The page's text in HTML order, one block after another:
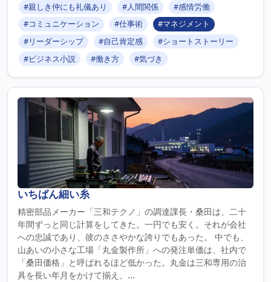
#親しき仲にも礼儀あり
#人間関係
#感情労働
#コミュニケーション
#仕事術
#マネジメント
#リーダーシップ
#自己肯定感
#ショートストーリー
#ビジネス小説
#働き方 #気づき
いちばん細い糸
精密部品メーカー「三和テクノ」の調達課長・桑田は、二十
年間ずっと同じ計算をしてきた。一円でも安く。それが会社
への忠誠であり、彼のささやかな誇りでもあった。 中でも、
山あいの小さな工場「丸金製作所」への発注単価は、社内で
「桑田価格」と呼ばれるほど低かった。丸金は三和専用の治
具を長い年月をかけて揃え、...